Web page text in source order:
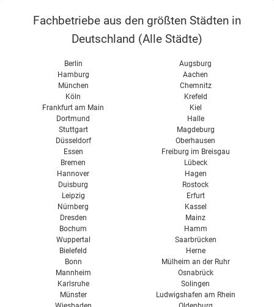
Wärmetauscher
Abluftanlage
Wohnraumlüftung im Altbau
Wohnraumlüftung im Neubau
Passivhaus Lüftung
Wohnraumlüftung Kosten
Wohnraumlüftung Test
Vent 4000 CC Bosch
Fachbetriebe aus den größten Städten in
Deutschland (Alle Städte)
Berlin
Hamburg
München
Köln
Frankfurt am Main
Dortmund
Stuttgart
Düsseldorf
Essen
Bremen
Hannover
Duisburg
Leipzig
Nürnberg
Dresden
Bochum
Wuppertal
Bielefeld
Bonn
Mannheim
Karlsruhe
Münster
Augsburg
Aachen
Chemnitz
Krefeld
Kiel
Halle
Magdeburg
Oberhausen
Freiburg im Breisgau
Lübeck
Hagen
Rostock
Erfurt
Kassel
Mainz
Hamm
Saarbrücken
Herne
Mülheim an der Ruhr
Osnabrück
Solingen
Ludwigshafen am Rhein